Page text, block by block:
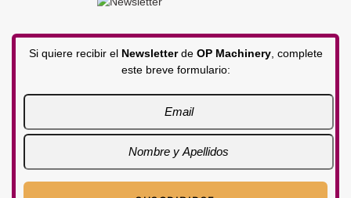
Si quiere recibir el Newsletterde OP Machinery, complete
este breve formulario: